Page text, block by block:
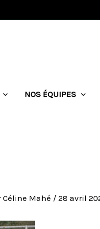
NOS ÉQUIPES
Céline Mahé / 28 avril